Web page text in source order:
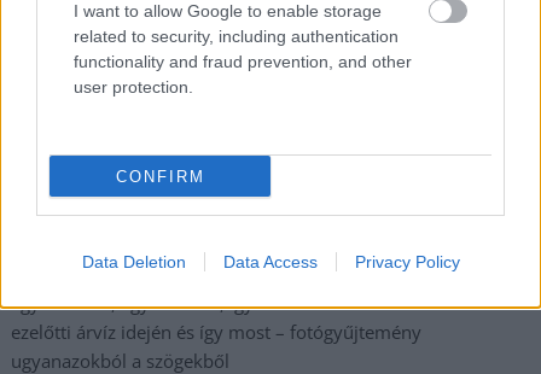
I want to allow Google to enable storage
related to security, including authentication
functionality and fraud prevention, and other
user protection.
CONFIRM
Data Deletion Data Access Privacy Policy
A zárkában rosszul lett, elájult – ilyen körülményekről
számoltak be a szolnoki börtönből
Váratlan fennakadás borította fel a Szolnok–Kecskemét
A polgármester a szolnoki cégekhez fordult: több száz
elbocsátott dolgozón segítene
kerékpárgyártás meghatározó szereplője
Egyszer fent, egyszer lent, így festett a Duna a két évvel
ezelőtti árvíz idején és így most – fotógyűjtemény
ugyanazokból a szögekből